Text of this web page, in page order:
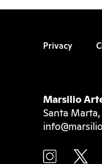
Privacy
Marsilio
Santa Marta,